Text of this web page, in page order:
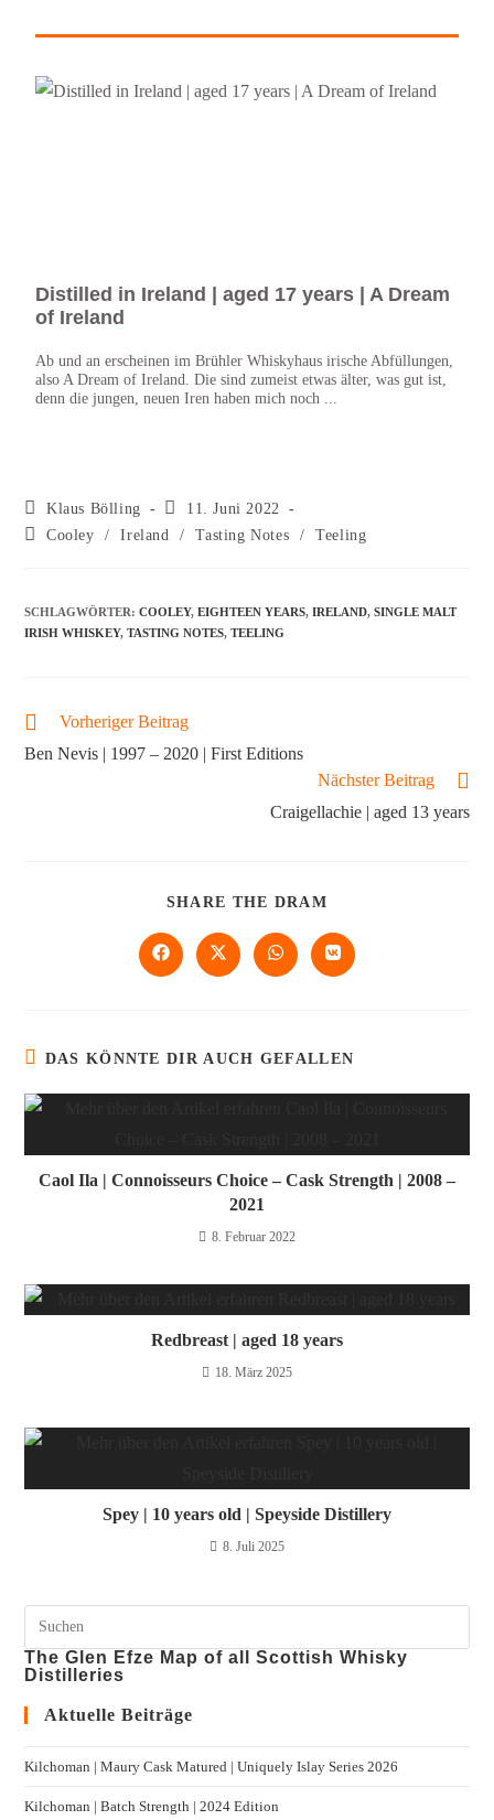
Distilled in Ireland | aged 17 years | A Dream
of Ireland
Ab und an erscheinen im Brühler Whiskyhaus irische Abfüllungen,
also A Dream of Ireland. Die sind zumeist etwas älter, was gut ist,
denn die jungen, neuen Iren haben mich noch ...
Klaus Bölling
11. Juni 2022
Cooley
/ Ireland / Tasting Notes / Teeling
SCHLAGWÖRTER:COOLEY, EIGHTEEN YEARS, IRELAND, SINGLE MALT
IRISH WHISKEY, TASTING NOTES, TEELING
Vorheriger Beitrag
Ben Nevis | 1997 – 2020 | First Editions
Nächster Beitrag
Craigellachie | aged 13 years
SHARE THE DRAM
DAS KÖNNTE DIR AUCH GEFALLEN
Caol Ila | Connoisseurs Choice – Cask Strength | 2008 –
2021
8. Februar 2022
Redbreast | aged 18 years
18. März 2025
Spey | 10 years old | Speyside Distillery
8. Juli 2025
The Glen Efze Map of all Scottish Whisky
Distilleries
Aktuelle Beiträge
Kilchoman | Maury Cask Matured | Uniquely Islay Series 2026
Kilchoman | Batch Strength | 2024 Edition